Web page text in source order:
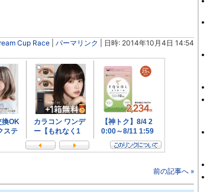
Cup Race パーマリンク | 日時: 2014年10月4日 14:54
前の記事へ »